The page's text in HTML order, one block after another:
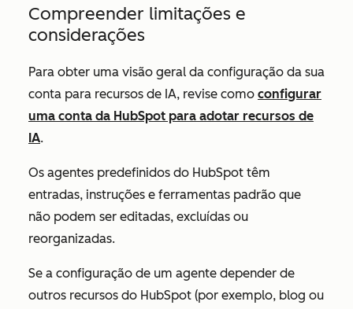
Compreender limitações e
considerações
Para obter uma visão geral da configuração da sua
conta para recursos de IA, revise como configurar
uma conta da HubSpot para adotar recursos de
IA.
Os agentes predefinidos do HubSpot têm
entradas, instruções e ferramentas padrão que
não podem ser editadas, excluídas ou
reorganizadas.
Se a configuração de um agente depender de
outros recursos do HubSpot (por exemplo, blog ou